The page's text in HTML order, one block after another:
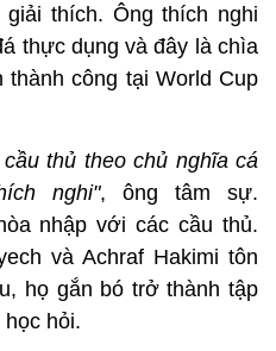
giải thích. Ông thích nghi
thực dụng và đây là chìa
thành công tại World Cup
thủ theo chủ nghĩa cá
nghi", ông tâm sự.
nhập với các cầu thủ.
và Achraf Hakimi tôn
họ gắn bó trở thành tập
hỏi.